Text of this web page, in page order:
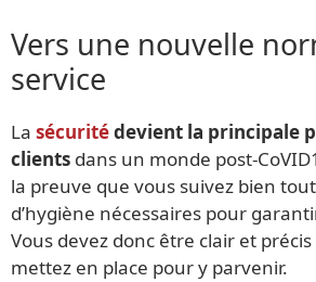
Vers une nouvelle
service
La sécuritédevient la principale
clients dans un monde post-
la preuve que vous suivez bien
d’hygiène nécessaires pour
Vous devez donc être clair et
mettez en place pour y parvenir.